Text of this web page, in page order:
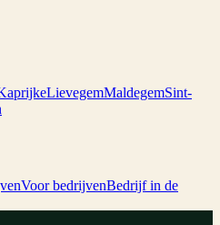
LievegemMaldegemSint-
Voor bedrijvenBedrijf in de